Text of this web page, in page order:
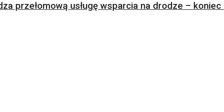
przełomową usługę wsparcia na drodze –